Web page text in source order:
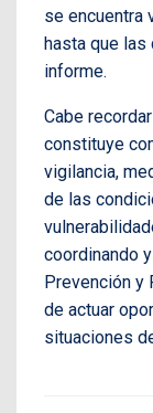
se encuentra
hasta que las
informe.
Cabe
constituye
vigilancia,
de las
coordinando
Prevención y
de actuar
situaciones